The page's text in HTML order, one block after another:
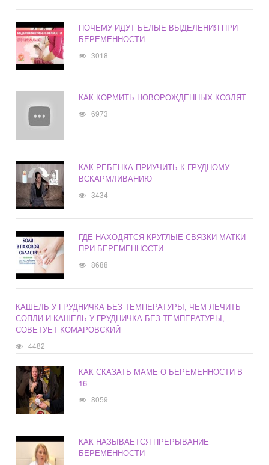
ПОЧЕМУ ИДУТ БЕЛЫЕ ВЫДЕЛЕНИЯ ПРИ
БЕРЕМЕННОСТИ
3018
КАК КОРМИТЬ НОВОРОЖДЕННЫХ КОЗЛЯТ
6973
КАК РЕБЕНКА ПРИУЧИТЬ К ГРУДНОМУ
ВСКАРМЛИВАНИЮ
3434
ГДЕ НАХОДЯТСЯ КРУГЛЫЕ СВЯЗКИ МАТКИ
ПРИ БЕРЕМЕННОСТИ
8688
КАШЕЛЬ У ГРУДНИЧКА БЕЗ ТЕМПЕРАТУРЫ, ЧЕМ ЛЕЧИТЬ
СОПЛИ И КАШЕЛЬ У ГРУДНИЧКА БЕЗ ТЕМПЕРАТУРЫ,
СОВЕТУЕТ КОМАРОВСКИЙ
4482
КАК СКАЗАТЬ МАМЕ О БЕРЕМЕННОСТИ В
16
8059
КАК НАЗЫВАЕТСЯ ПРЕРЫВАНИЕ
БЕРЕМЕННОСТИ